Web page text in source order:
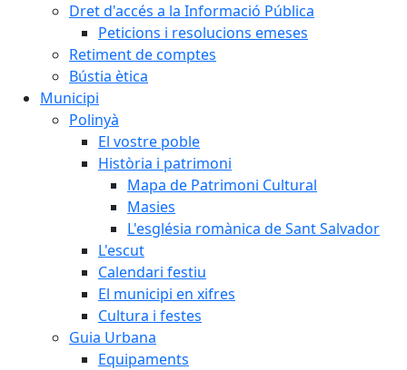
Dret d'accés a la Informació Pública
Peticions i resolucions emeses
Retiment de comptes
Bústia ètica
Municipi
Polinyà
El vostre poble
Història i patrimoni
Mapa de Patrimoni Cultural
Masies
L'església romànica de Sant Salvador
L'escut
Calendari festiu
El municipi en xifres
Cultura i festes
Guia Urbana
Equipaments